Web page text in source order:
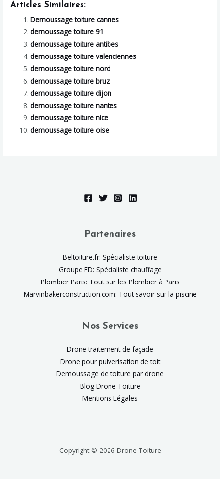
Articles Similaires:
Demoussage toiture cannes
demoussage toiture 91
demoussage toiture antibes
demoussage toiture valenciennes
demoussage toiture nord
demoussage toiture bruz
demoussage toiture dijon
demoussage toiture nantes
demoussage toiture nice
demoussage toiture oise
Partenaires
Beltoiture.fr: Spécialiste toiture
Groupe ED: Spécialiste chauffage
Plombier Paris: Tout sur les Plombier à Paris
Marvinbakerconstruction.com: Tout savoir sur la piscine
Nos Services
Drone traitement de façade
Drone pour pulverisation de toit
Demoussage de toiture par drone
Blog Drone Toiture
Mentions Légales
Copyright © 2026 Drone Toiture